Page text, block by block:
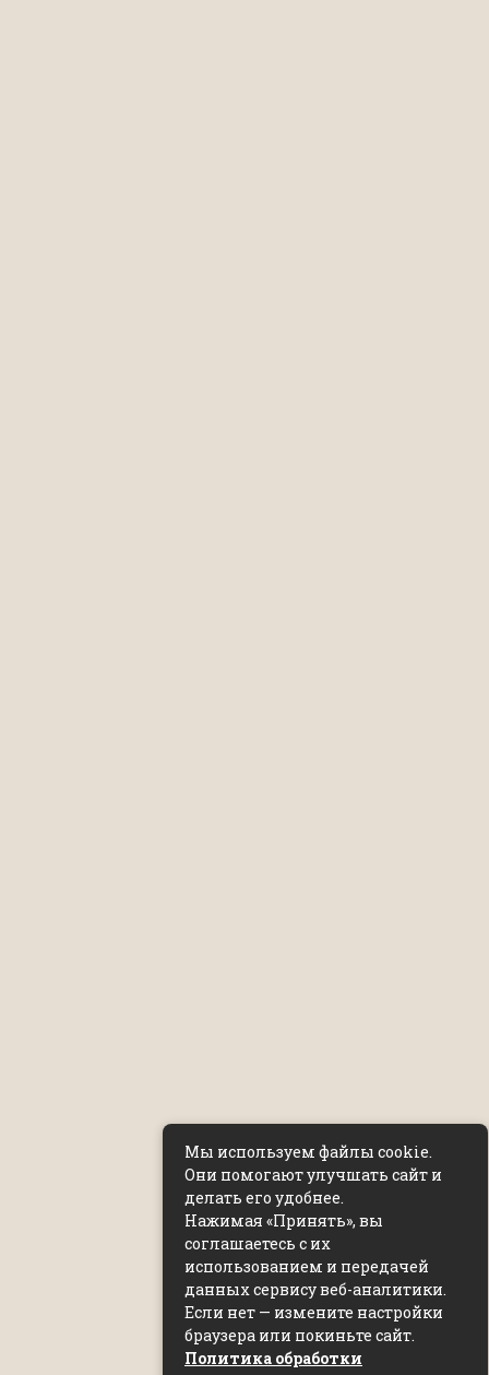
Мы используем файлы cookie.
Они помогают улучшать сайт и
делать его удобнее.
Нажимая «Принять», вы
соглашаетесь с их
использованием и передачей
данных сервису веб-аналитики.
Если нет — измените настройки
браузера или покиньте сайт.
Политика обработки